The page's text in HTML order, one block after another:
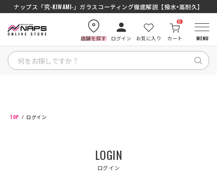
ナップス「究-KIWAMI-」ガラスコーティング徹底解説【撥水×高耐久】
店舗を探す ログイン お気に入り カート
0
MENU
カテゴリから探す
TOP ログイン
LOGIN
ログイン